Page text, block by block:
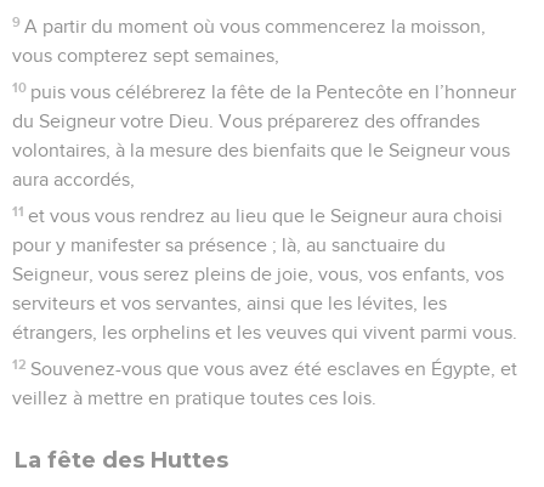
9 A partir du moment où vous commencerez la moisson,
vous compterez sept semaines,
10 puis vous célébrerez la fête de la Pentecôte en l’honneur
du Seigneur votre Dieu. Vous préparerez des offrandes
volontaires, à la mesure des bienfaits que le Seigneur vous
aura accordés,
11 et vous vous rendrez au lieu que le Seigneur aura choisi
pour y manifester sa présence ; là, au sanctuaire du
Seigneur, vous serez pleins de joie, vous, vos enfants, vos
serviteurs et vos servantes, ainsi que les lévites, les
étrangers, les orphelins et les veuves qui vivent parmi vous.
12 Souvenez-vous que vous avez été esclaves en Égypte, et
veillez à mettre en pratique toutes ces lois.
La fête des Huttes